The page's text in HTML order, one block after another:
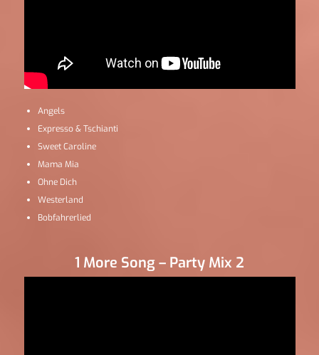
Angels
Expresso & Tschianti
Sweet Caroline
Mama Mia
Ohne Dich
Westerland
Bobfahrerlied
1 More Song – Party Mix 2